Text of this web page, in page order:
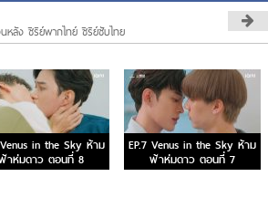
ลัง ซีรีย์พากไทย์ ซีรีย์ซับไทย
Venus in the Sky ห้าม
าห่มดาว ตอนที่ 8
EP.7 Venus in the Sky ห้าม
ฟ้าห่มดาว ตอนที่ 7